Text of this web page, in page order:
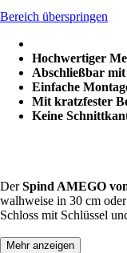
Bereich überspringen
Hochwertiger
Abschließbar mit
Einfache
Mit kratzfester
Keine
DerSpind AMEGO
walhweise in 30 cm
Schloss mit Schlüssel
Mehr anzeigen